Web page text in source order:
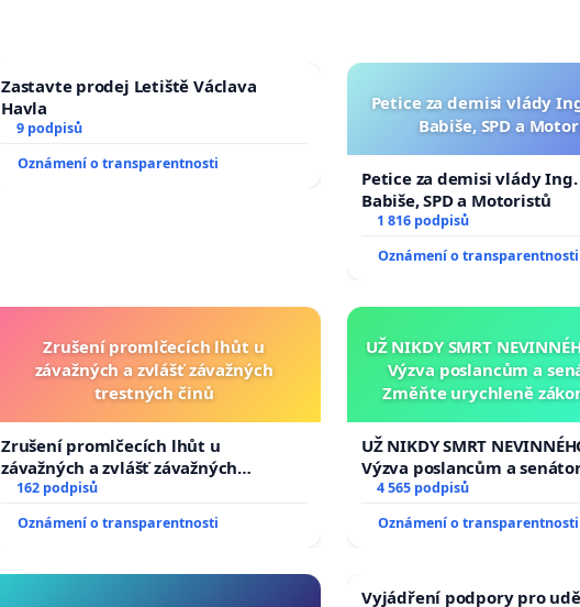
Zastavte prodej Letiště Václava
Havla
9 podpisů
Oznámení o transparentnosti
Petice za demisi vlády
Babiše, SPD a
Petice za demisi vlády
Babiše, SPD a Motoristů
1 816 podpisů
Oznámení o transparentnosti
Zrušení promlčecích lhůt u
závažných a zvlášť závažných
trestných činů
Zrušení promlčecích lhůt u
závažných a zvlášť závažných
trestných činů
162 podpisů
Oznámení o transparentnosti
UŽ NIKDY SMRT
Výzva poslancům a
Změňte urychleně
opakovat!
UŽ NIKDY SMRT
Výzva poslancům a
Změňte urychleně zákon,
opakovat!
4 565 podpisů
Oznámení o transparentnosti
Vyjádření podpory pro